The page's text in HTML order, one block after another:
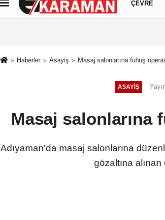
Künye İletişim Çerez Politikası Gizlilik İlkeleri
ÇEVRE
Haberler Asayiş Masaj salonlarına fuhuş
ASAYIŞ
Masaj salonlarına
Adıyaman'da masaj salonlarına
gözaltına alınan